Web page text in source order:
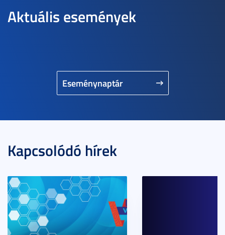
Aktuális események
Eseménynaptár
Kapcsolódó hírek